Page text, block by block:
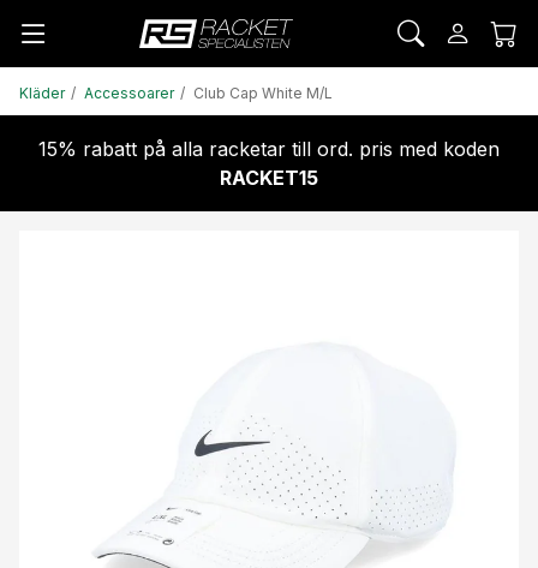
Kläder Accessoarer Club Cap White M/L
15% rabatt på alla racketar till ord. pris med koden
RACKET15